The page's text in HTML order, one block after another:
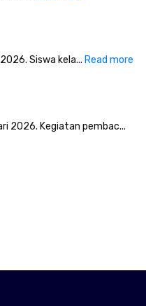
Siswa kela... Read more
2026. Kegiatan pembac...